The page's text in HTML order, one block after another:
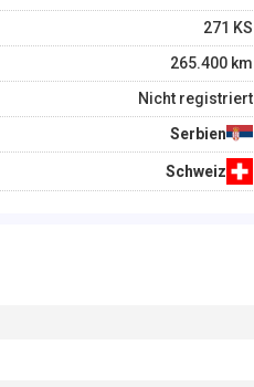
271 KS
265.400 km
Nicht registriert
Serbien
Schweiz